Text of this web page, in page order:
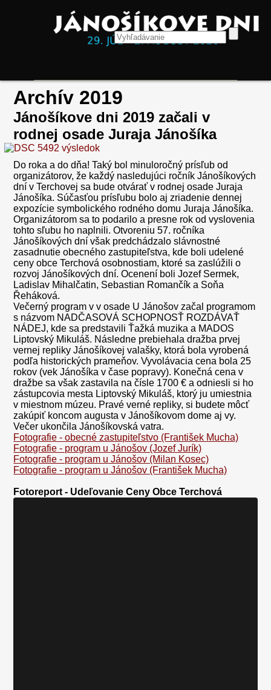
Archív 2019
Jánošíkove dni 2019 začali v
rodnej osade Juraja Jánošíka
Do roka a do dňa! Taký bol minuloročný prísľub od
organizátorov, že každý nasledujúci ročník Jánošíkových
dní v Terchovej sa bude otvárať v rodnej osade Juraja
Jánošíka. Súčasťou prísľubu bolo aj zriadenie dennej
expozície symbolického rodného domu Juraja Jánošíka.
Organizátorom sa to podarilo a presne rok od vyslovenia
tohto sľubu ho naplnili. Otvoreniu 57. ročníka
Jánošíkových dní však predchádzalo slávnostné
zasadnutie obecného zastupiteľstva, kde boli udelené
ceny obce Terchová osobnostiam, ktoré sa zaslúžili o
rozvoj Jánošíkových dní. Ocenení boli Jozef Sermek,
Ladislav Mihalčatin, Sebastian Romančík a Soňa
Řeháková.
Večerný program v v osade U Jánošov začal programom
s názvom NADČASOVÁ SCHOPNOSŤ ROZDÁVAŤ
NÁDEJ, kde sa predstavili Ťažká muzika a MADOS
Liptovský Mikuláš. Následne prebiehala dražba prvej
vernej repliky Jánošíkovej valašky, ktorá bola vyrobená
podľa historických prameňov. Vyvolávacia cena bola 25
rokov (vek Jánošíka v čase popravy). Konečná cena v
dražbe sa však zastavila na čísle 1700 € a odniesli si ho
zástupcovia mesta Liptovský Mikuláš, ktorý ju umiestnia
v miestnom múzeu. Pravé verné repliky, si budete môcť
zakúpiť koncom augusta v Jánošíkovom dome aj vy.
Večer ukončila Jánošíkovská vatra.
Fotografie - obecné zastupiteľstvo (František Mucha)
Fotografie - program u Jánošov (Jozef Jurík)
Fotografie - program u Jánošov (Milan Kosec)
Fotografie - program u Jánošov (František Mucha)
Fotoreport - Udeľovanie Ceny Obce Terchová